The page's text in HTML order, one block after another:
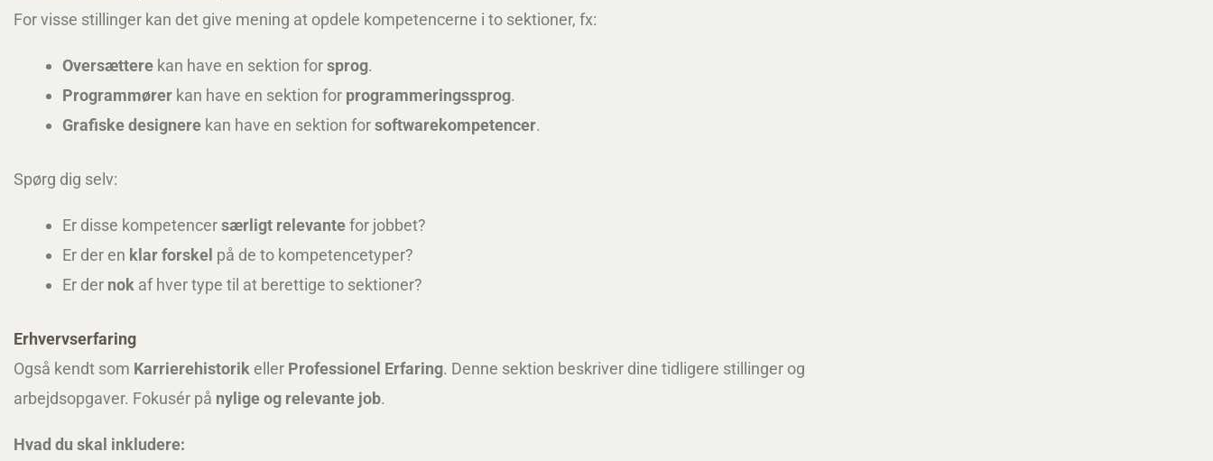
For visse stillinger kan det give mening at opdele kompetencerne i to sektioner, fx:
Oversættere kan have en sektion forsprog.
Programmører kan have en sektion for programmeringssprog.
Grafiske designere kan have en sektion forsoftwarekompetencer.
Spørg dig selv:
Er disse kompetencersærligt relevantefor jobbet?
Er der en klar forskel på de to kompetencetyper?
Er der nok af hver type til at berettige to sektioner?
Erhvervserfaring
Også kendt som Karrierehistorik eller Professionel Erfaring. Denne sektion beskriver dine tidligere stillinger og
arbejdsopgaver. Fokusér på nylige og relevante job.
Hvad du skal inkludere: